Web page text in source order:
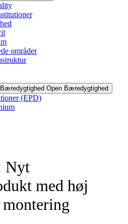
områder
Open Bæredygtighed
(EPD)
Nyt
med høj